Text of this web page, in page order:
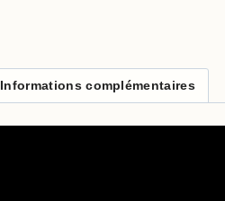
Informations complémentaires